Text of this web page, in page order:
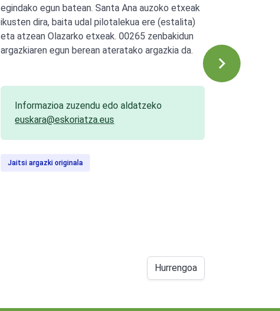
egindako egun batean. Santa Ana auzoko etxeak
ikusten dira, baita udal pilotalekua ere (estalita)
eta atzean Olazarko etxeak. 00265 zenbakidun
argazkiaren egun berean ateratako argazkia da.
Informazioa zuzendu edo aldatzeko
euskara@eskoriatza.eus
Jaitsi argazki originala
Hurrengoa